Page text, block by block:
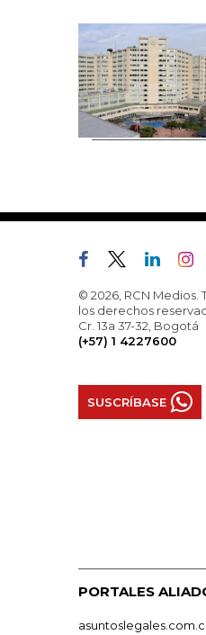
© 2026, RCN Medios.
los derechos
Cr. 13a 37-32, Bogotá
(+57) 1 4227600
SUSCRÍBASE
PORTALES